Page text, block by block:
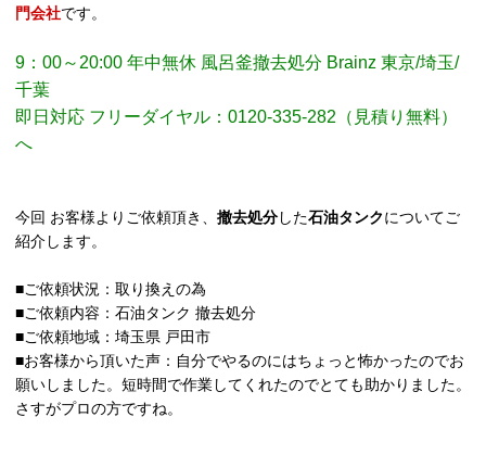
門会社です。
9：00～20:00 年中無休 風呂釜撤去処分 Brainz 東京/埼玉/
千葉
即日対応 フリーダイヤル：0120-335-282（見積り無料）
へ
今回 お客様よりご依頼頂き、 撤去処分した石油タンクについてご
紹介します。
■ご依頼状況：取り換えの為
■ご依頼内容：石油タンク 撤去処分
■ご依頼地域：埼玉県 戸田市
■お客様から頂いた声：自分でやるのにはちょっと怖かったのでお
願いしました。短時間で作業してくれたのでとても助かりました。
さすがプロの方ですね。